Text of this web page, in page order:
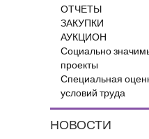
ОТЧЕТЫ
ЗАКУПКИ
АУКЦИОН
Социально
проекты
Специальная
условий труда
НОВОСТИ